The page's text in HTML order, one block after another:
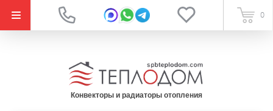
0
Конвекторы и радиаторы отопления